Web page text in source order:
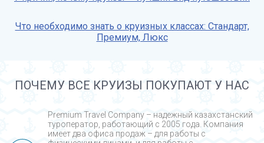
Что необходимо знать о круизных классах: Стандарт,
Премиум, Люкс
ПОЧЕМУ ВСЕ КРУИЗЫ ПОКУПАЮТ У НАС
Premium Travel Company – надежный казахстанский
туроператор, работающий с 2005 года. Компания
имеет два офиса продаж – для работы с